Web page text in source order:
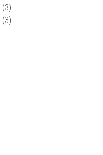
(3)
(3)